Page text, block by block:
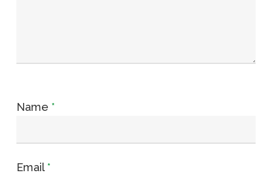
Name *
Email*